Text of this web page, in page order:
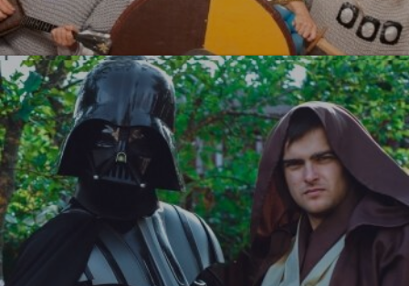
УЗНАТЬ БОЛЬШЕ
Три Богатыря
Новинка!
Тролли